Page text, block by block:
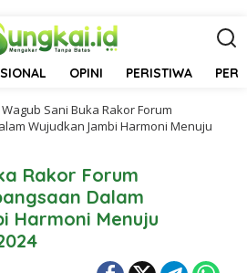
OPINI PERISTIWA
Wagub Sani Buka Rakor Forum
Wujudkan Jambi Harmoni Menuju
Rakor Forum
Dalam
Harmoni Menuju